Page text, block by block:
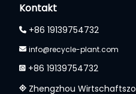
Kontakt
+86 19139754732
info@recycle-plant.com
+86 19139754732
Zhengzhou